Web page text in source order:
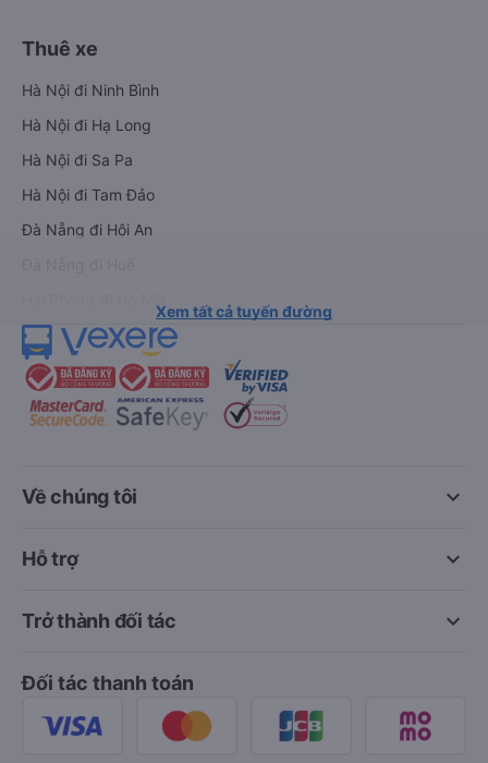
Thuê xe
Hà Nội đi Ninh Bình
Hà Nội đi Hạ Long
Hà Nội đi Sa Pa
Hà Nội đi Tam Đảo
Đà Nẵng đi Hội An
Xem tất cả tuyến đường
keyboard_arrow_down
Về chúng tôi
keyboard_arrow_down
Hỗ trợ
keyboard_arrow_down
Trở thành đối tác
Đối tác thanh toán